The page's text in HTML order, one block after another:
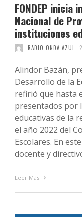
FONDEP inicia
Nacional de
instituciones
RADIO ONDA AZUL
Alindor Bazán,
Desarrollo de la
refirió que hasta
presentados por
educativas de la
el año 2022 del
Escolares. En
docente y
Leer Más